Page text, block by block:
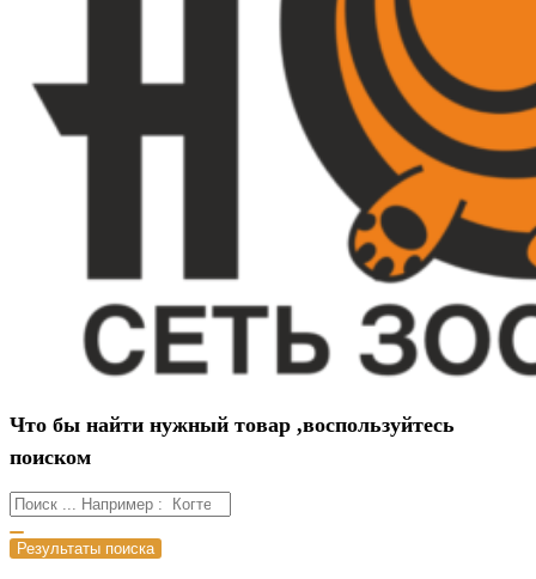
Что бы найти нужный товар ,воспользуйтесь
поиском
Результаты поиска